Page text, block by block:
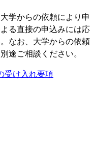
学からの依頼により申
る直接の申込みには応
なお、大学からの依頼
途ご相談ください。
受け入れ要項